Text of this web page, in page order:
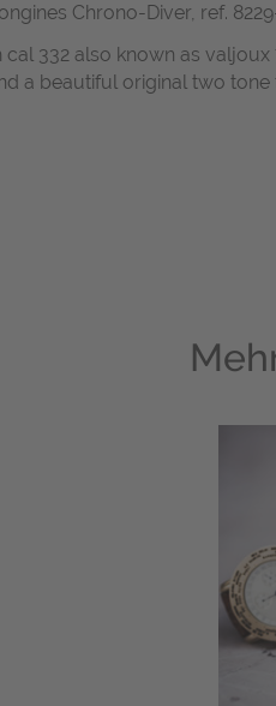
Chrono-Diver, ref.
332 also known as
a beautiful original two tone